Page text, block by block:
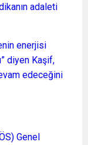
adaleti
enerjisi
diyen Kaşif,
edeceğini
Genel